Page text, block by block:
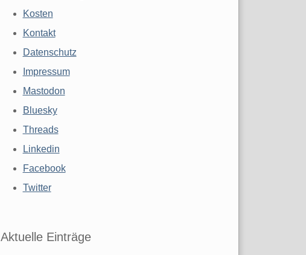
Kosten
Kontakt
Datenschutz
Impressum
Mastodon
Bluesky
Threads
Linkedin
Facebook
Twitter
Aktuelle Einträge